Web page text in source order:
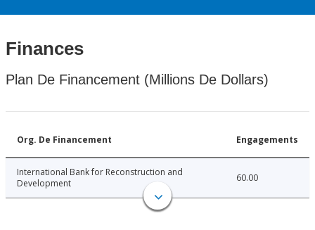
Finances
Plan De Financement (Millions De Dollars)
Org. De Financement Engagements
International Bank for Reconstruction and
Development
60.00